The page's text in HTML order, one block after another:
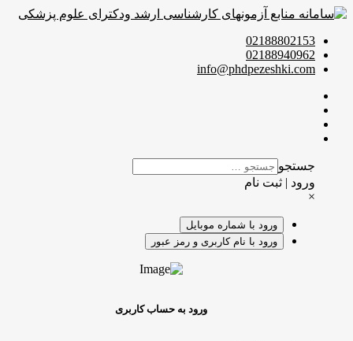
02188802153
02188940962
info@phdpezeshki.com
جستجو
ورود | ثبت نام
×
ورود با شماره موبایل
ورود با نام کاربری و رمز عبور
ورود به حساب کاربری